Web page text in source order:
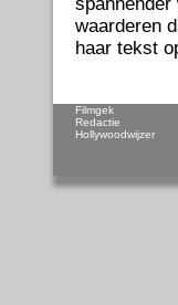
waarderen
haar tekst
Filmgek
Redactie
Hollywoodwijzer